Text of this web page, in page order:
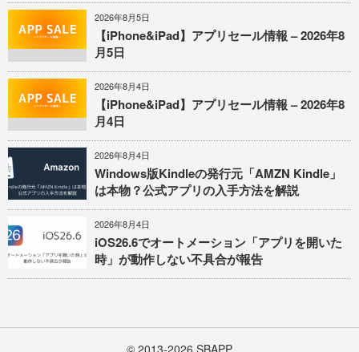
2026年8月5日
【iPhone&iPad】アプリセール情報 – 2026年8
月5日
2026年8月4日
【iPhone&iPad】アプリセール情報 – 2026年8
月4日
2026年8月4日
Windows版Kindleの発行元「AMZN Kindle」
は本物？公式アプリの入手方法を解説
2026年8月4日
iOS26.6でオートメーション「アプリを開いた
時」が動作しない不具合が報告
© 2013-2026 SBAPP